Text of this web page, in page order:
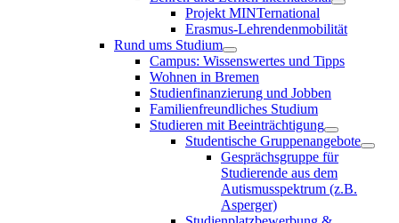
Projekt MINTernational
Erasmus-Lehrendenmobilität
Rund ums Studium
Campus: Wissenswertes und Tipps
Wohnen in Bremen
Studienfinanzierung und Jobben
Familienfreundliches Studium
Studieren mit Beeinträchtigung
Studentische Gruppenangebote
Gesprächsgruppe für
Studierende aus dem
Autismusspektrum (z.B.
Asperger)